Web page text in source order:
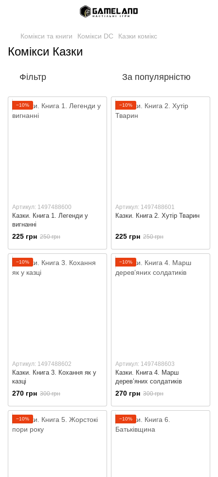
Комікси та книги Комікси DC Казки комікс
Комікси Казки
Фільтр За популярністю
−10%
Артикул: 1497488600
Казки. Книга 1. Легенди у
вигнанні
225 грн 250 грн
−10%
Артикул: 1497488601
Казки. Книга 2. Хутір Тварин
225 грн 250 грн
−10%
Артикул: 1497488602
Казки. Книга 3. Кохання як у
казці
270 грн 300 грн
−10%
Артикул: 1497488603
Казки. Книга 4. Марш
дерев’яних солдатиків
270 грн 300 грн
−10% −10%